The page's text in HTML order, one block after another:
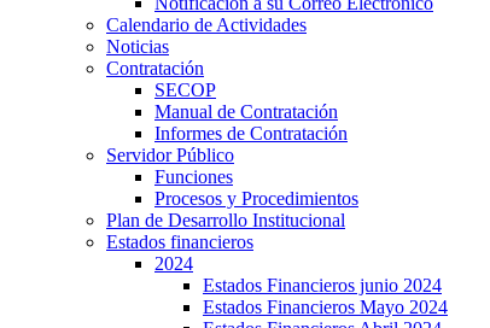
Calendario de Actividades
Noticias
Contratación
SECOP
Manual de Contratación
Informes de Contratación
Servidor Público
Funciones
Procesos y Procedimientos
Plan de Desarrollo Institucional
Estados financieros
2024
Estados Financieros junio 2024
Estados Financieros Mayo 2024